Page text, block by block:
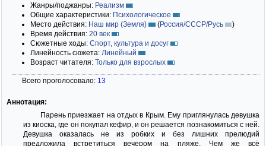
Жанры/поджанры: Реализм
Общие характеристики: Психологическое
Место действия: Наш мир (Земля) (Россия/СССР/Русь
)
Время действия: 20 век
Сюжетные ходы: Спорт, культура и досуг
Линейность сюжета: Линейный
Возраст читателя: Только для взрослых
Всего проголосовало: 13
Аннотация:
Парень приезжает на отдых в Крым. Ему приглянулась девушка
из киоска, где он покупал кефир, и он решается познакомиться с ней.
Девушка оказалась не из робких и без лишних прелюдий
предложила встретиться вечером на пляже. Чем же всё